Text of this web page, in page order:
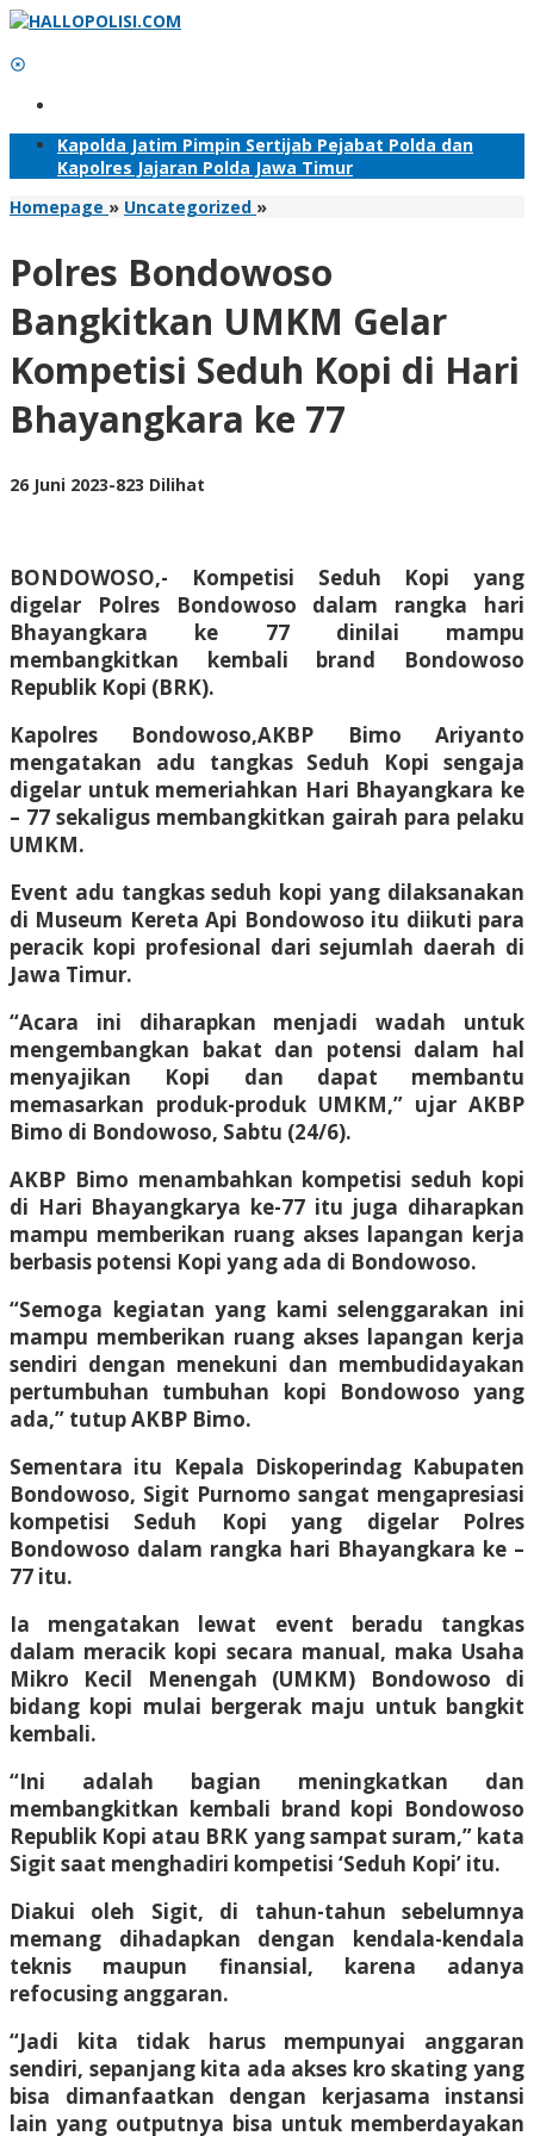
Lewati
konten
Kapolda Jatim Pimpin Sertijab Pejabat Polda dan
Kapolres Jajaran Polda Jawa Timur
Homepage » Uncategorized »Polres
UMKM
Kompetisi
Seduh
Kopi
di
Hari
Bhayangkara
Polres Bondowoso
Bangkitkan UMKM Gelar
Kompetisi Seduh Kopi di Hari
Bhayangkara ke 77
26 Juni 2023oleh
-823 Dilihat
BONDOWOSO,- Kompetisi Seduh Kopi yang
digelar Polres Bondowoso dalam rangka hari
Bhayangkara ke 77 dinilai mampu
membangkitkan kembali brand Bondowoso
Republik Kopi (BRK).
Kapolres Bondowoso,AKBP Bimo Ariyanto
mengatakan adu tangkas Seduh Kopi sengaja
digelar untuk memeriahkan Hari Bhayangkara ke
– 77 sekaligus membangkitkan gairah para pelaku
UMKM.
Event adu tangkas seduh kopi yang dilaksanakan
di Museum Kereta Api Bondowoso itu diikuti para
peracik kopi profesional dari sejumlah daerah di
Jawa Timur.
“Acara ini diharapkan menjadi wadah untuk
mengembangkan bakat dan potensi dalam hal
menyajikan Kopi dan dapat membantu
memasarkan produk-produk UMKM,” ujar AKBP
Bimo di Bondowoso, Sabtu (24/6).
AKBP Bimo menambahkan kompetisi seduh kopi
di Hari Bhayangkarya ke-77 itu juga diharapkan
mampu memberikan ruang akses lapangan kerja
berbasis potensi Kopi yang ada di Bondowoso.
“Semoga kegiatan yang kami selenggarakan ini
mampu memberikan ruang akses lapangan kerja
sendiri dengan menekuni dan membudidayakan
pertumbuhan tumbuhan kopi Bondowoso yang
ada,” tutup AKBP Bimo.
Sementara itu Kepala Diskoperindag Kabupaten
Bondowoso, Sigit Purnomo sangat mengapresiasi
kompetisi Seduh Kopi yang digelar Polres
Bondowoso dalam rangka hari Bhayangkara ke –
77 itu.
Ia mengatakan lewat event beradu tangkas
dalam meracik kopi secara manual, maka Usaha
Mikro Kecil Menengah (UMKM) Bondowoso di
bidang kopi mulai bergerak maju untuk bangkit
kembali.
“Ini adalah bagian meningkatkan dan
membangkitkan kembali brand kopi Bondowoso
Republik Kopi atau BRK yang sampat suram,” kata
Sigit saat menghadiri kompetisi ‘Seduh Kopi’ itu.
Diakui oleh Sigit, di tahun-tahun sebelumnya
memang dihadapkan dengan kendala-kendala
teknis maupun finansial, karena adanya
refocusing anggaran.
“Jadi kita tidak harus mempunyai anggaran
sendiri, sepanjang kita ada akses kro skating yang
bisa dimanfaatkan dengan kerjasama instansi
lain yang outputnya bisa untuk memberdayakan